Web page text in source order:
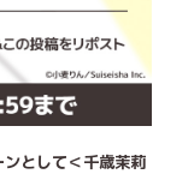
として＜千歳茉莉